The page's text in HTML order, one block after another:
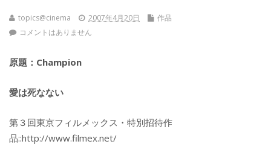
topics@cinema 2007年4月20日
作品
コメントはありません
原題：Champion
愛は死なない
第３回東京フィルメックス・特別招待作
品::http://www.filmex.net/